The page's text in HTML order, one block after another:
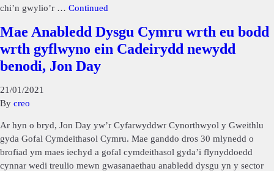
chi’n gwylio’r … Continued
Mae Anabledd Dysgu Cymru wrth eu bodd
wrth gyflwyno ein Cadeirydd newydd
benodi, Jon Day
21/01/2021
By creo
Ar hyn o bryd, Jon Day yw’r Cyfarwyddwr Cynorthwyol y Gweithlu
gyda Gofal Cymdeithasol Cymru. Mae ganddo dros 30 mlynedd o
brofiad ym maes iechyd a gofal cymdeithasol gyda’i flynyddoedd
cynnar wedi treulio mewn gwasanaethau anabledd dysgu yn y sector